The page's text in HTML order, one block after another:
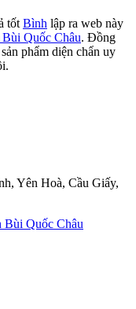
tốt Bình lập ra web này
Quốc Châu. Đồng
phẩm diện chẩn uy
Yên Hoà, Cầu Giấy,
Bùi Quốc Châu